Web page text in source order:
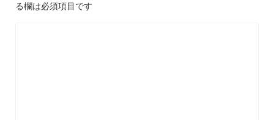
る欄は必須項目です